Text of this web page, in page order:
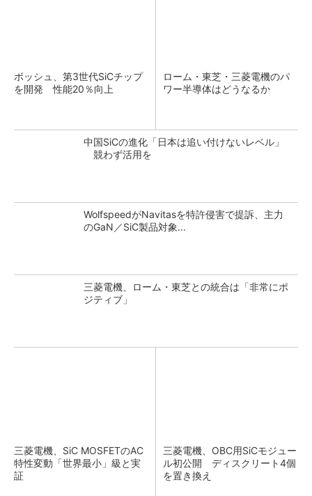
ボッシュ、第3世代SiCチップ
を開発 性能20％向上
ローム・東芝・三菱電機のパ
ワー半導体はどうなるか
中国SiCの進化「日本は追い付けないレベル」
競わず活用を
WolfspeedがNavitasを特許侵害で提訴、主力
のGaN／SiC製品対象...
三菱電機、ローム・東芝との統合は「非常にポ
ジティブ」
三菱電機、SiC MOSFETのAC
特性変動「世界最小」級と実
証
三菱電機、OBC用SiCモジュー
ル初公開 ディスクリート4個
を置き換え